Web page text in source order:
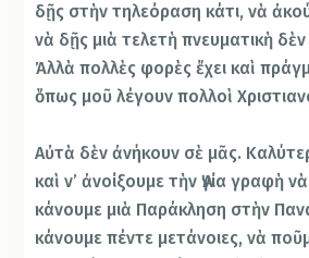
δῇς στὴν τηλεόραση κάτι, νὰ
νὰ δῇς μιὰ τελετὴ πνευματικὴ δὲν
Ἀλλὰ πολλὲς φορὲς ἔχει καὶ
ὅπως μοῦ λέγουν πολλοὶ
Αὐτὰ δὲν ἀνήκουν σὲ μᾶς.
καὶ ν’ ἀνοίξουμε τὴν Ἁγία γραφὴ
κάνουμε μιὰ Παράκληση στὴν
κάνουμε πέντε μετάνοιες, νὰ